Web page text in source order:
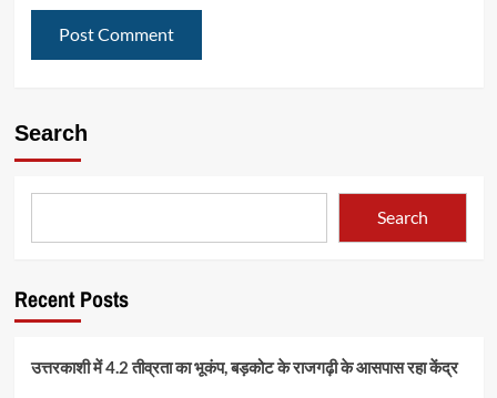
Search
Search
Recent Posts
उत्तरकाशी में 4.2 तीव्रता का भूकंप, बड़कोट के राजगढ़ी के आसपास रहा केंद्र